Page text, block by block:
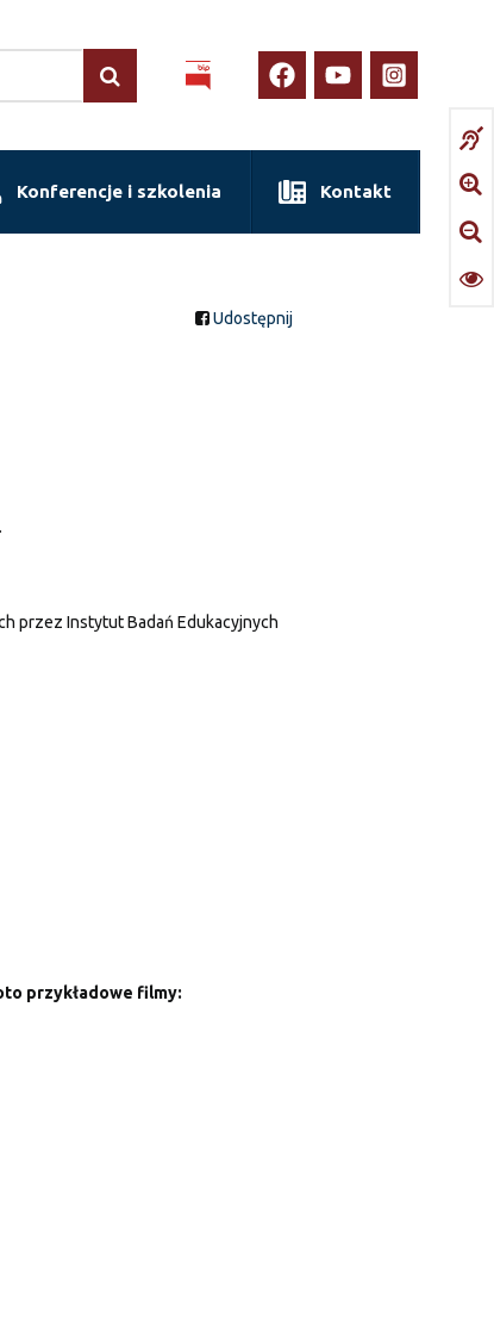
Konferencje i szkolenia Kontakt
Udostępnij
przez Instytut Badań Edukacyjnych
przykładowe filmy: